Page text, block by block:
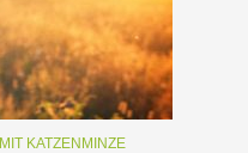
KATZENMINZE